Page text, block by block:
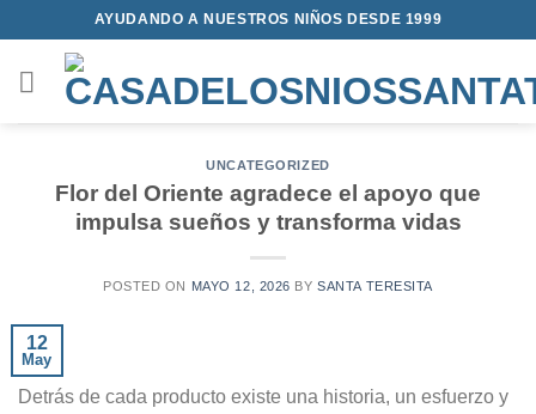
al
contenido
AYUDANDO A NUESTROS NIÑOS DESDE 1999
UNCATEGORIZED
Flor del Oriente agradece el apoyo que
impulsa sueños y transforma vidas
POSTED ON MAYO 12, 2026 BYSANTA TERESITA
12
May
Detrás de cada producto existe una historia, un esfuerzo y